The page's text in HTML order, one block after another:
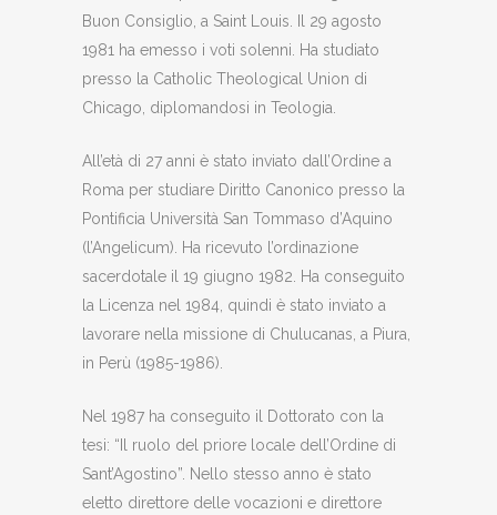
Buon Consiglio, a Saint Louis. Il 29 agosto
1981 ha emesso i voti solenni. Ha studiato
presso la Catholic Theological Union di
Chicago, diplomandosi in Teologia.
All’età di 27 anni è stato inviato dall’Ordine a
Roma per studiare Diritto Canonico presso la
Pontificia Università San Tommaso d’Aquino
(l’Angelicum). Ha ricevuto l’ordinazione
sacerdotale il 19 giugno 1982. Ha conseguito
la Licenza nel 1984, quindi è stato inviato a
lavorare nella missione di Chulucanas, a Piura,
in Perù (1985-1986).
Nel 1987 ha conseguito il Dottorato con la
tesi: “Il ruolo del priore locale dell’Ordine di
Sant’Agostino”. Nello stesso anno è stato
eletto direttore delle vocazioni e direttore